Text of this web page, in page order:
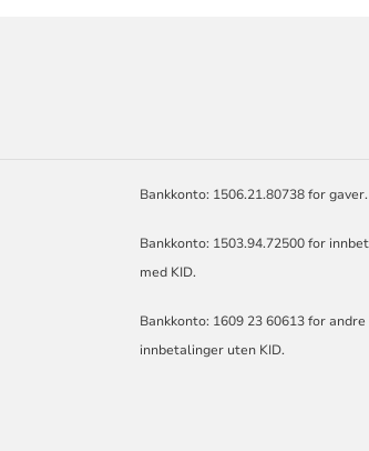
Bankkonto: 1506.21.80738 for gaver.
Bankkonto: 1503.94.72500 for
med KID.
Bankkonto: 1609 23 60613 for andre
innbetalinger uten KID.